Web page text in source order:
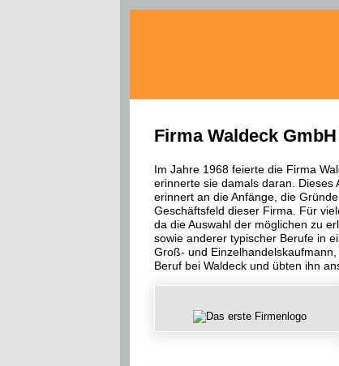
Firma Waldeck
Im Jahre 1968 feierte die Firma
erinnerte sie damals daran. Dieses
erinnert an die Anfänge, die
Geschäftsfeld dieser Firma. Für
da die Auswahl der möglichen zu
sowie anderer typischer Berufe in
Groß- und
Beruf bei Waldeck und übten ihn